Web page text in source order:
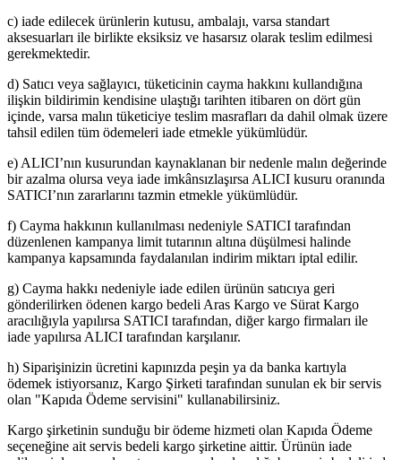
c) iade edilecek ürünlerin kutusu, ambalajı, varsa standart
aksesuarları ile birlikte eksiksiz ve hasarsız olarak teslim edilmesi
gerekmektedir.
d) Satıcı veya sağlayıcı, tüketicinin cayma hakkını kullandığına
ilişkin bildirimin kendisine ulaştığı tarihten itibaren on dört gün
içinde, varsa malın tüketiciye teslim masrafları da dahil olmak üzere
tahsil edilen tüm ödemeleri iade etmekle yükümlüdür.
e) ALICI’nın kusurundan kaynaklanan bir nedenle malın değerinde
bir azalma olursa veya iade imkânsızlaşırsa ALICI kusuru oranında
SATICI’nın zararlarını tazmin etmekle yükümlüdür.
f) Cayma hakkının kullanılması nedeniyle SATICI tarafından
düzenlenen kampanya limit tutarının altına düşülmesi halinde
kampanya kapsamında faydalanılan indirim miktarı iptal edilir.
g) Cayma hakkı nedeniyle iade edilen ürünün satıcıya geri
gönderilirken ödenen kargo bedeli Aras Kargo ve Sürat Kargo
aracılığıyla yapılırsa SATICI tarafından, diğer kargo firmaları ile
iade yapılırsa ALICI tarafından karşılanır.
h) Siparişinizin ücretini kapınızda peşin ya da banka kartıyla
ödemek istiyorsanız, Kargo Şirketi tarafından sunulan ek bir servis
olan "Kapıda Ödeme servisini" kullanabilirsiniz.
Kargo şirketinin sunduğu bir ödeme hizmeti olan Kapıda Ödeme
seçeneğine ait servis bedeli kargo şirketine aittir. Ürünün iade